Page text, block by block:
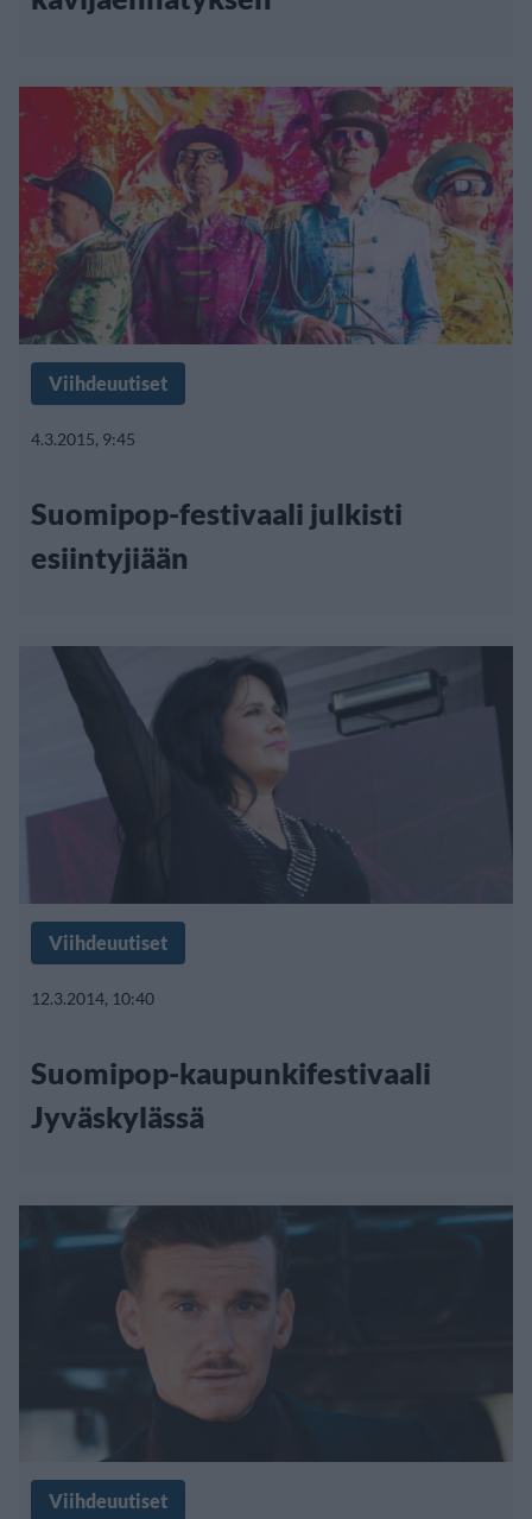
Viihdeuutiset
4.3.2015, 9:45
Suomipop-festivaali julkisti
esiintyjiään
Viihdeuutiset
12.3.2014, 10:40
Suomipop-kaupunkifestivaali
Jyväskylässä
Viihdeuutiset